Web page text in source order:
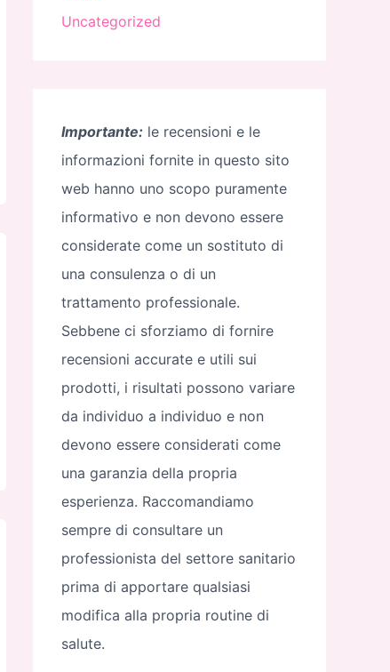
Uncategorized
Importante: le recensioni e le
informazioni fornite in questo sito
web hanno uno scopo puramente
informativo e non devono essere
considerate come un sostituto di
una consulenza o di un
trattamento professionale.
Sebbene ci sforziamo di fornire
recensioni accurate e utili sui
prodotti, i risultati possono variare
da individuo a individuo e non
devono essere considerati come
una garanzia della propria
esperienza. Raccomandiamo
sempre di consultare un
professionista del settore sanitario
prima di apportare qualsiasi
modifica alla propria routine di
salute.